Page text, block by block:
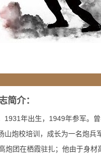
简介：
1931年出生，1949年参军。
山炮校培训，成长为一名炮兵
炮团在栖霞驻扎；他由于身材